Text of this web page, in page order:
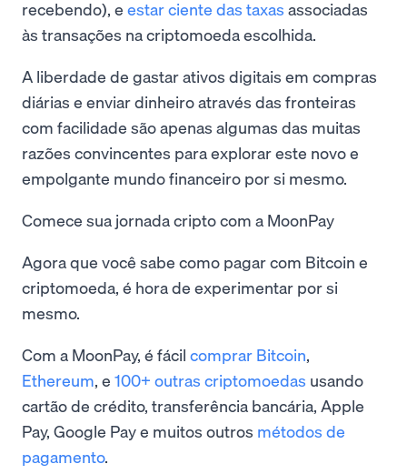
recebendo), e estar ciente das taxas associadas
às transações na criptomoeda escolhida.
A liberdade de gastar ativos digitais em compras
diárias e enviar dinheiro através das fronteiras
com facilidade são apenas algumas das muitas
razões convincentes para explorar este novo e
empolgante mundo financeiro por si mesmo.
Comece sua jornada cripto com a MoonPay
Agora que você sabe como pagar com Bitcoin e
criptomoeda, é hora de experimentar por si
mesmo.
Com a MoonPay, é fácil comprar Bitcoin,
Ethereum, e 100+ outras criptomoedas usando
cartão de crédito, transferência bancária, Apple
Pay, Google Pay e muitos outros métodos de
pagamento.